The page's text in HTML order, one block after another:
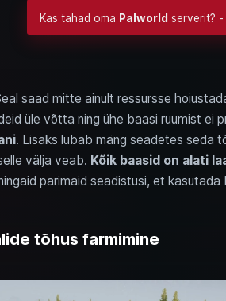
Kas tahad oma Palworld serverit?
saad mitte ainult ressursse
üle võtta ning ühe baasi ruumist ei
. Lisaks lubab mäng seadetes seda
välja veab. Kõik baasid on alati
parimaid seadistusi, et
tõhus farmimine